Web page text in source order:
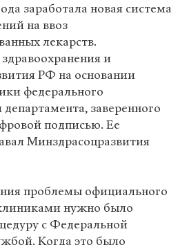
заработала новая система
на ввоз
лекарств.
и
РФ на основании
федерального
заверенного
подписью. Ее
Минздрасоцразвития
проблемы официального
нужно было
с Федеральной
Когда это было